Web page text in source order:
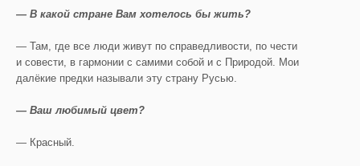
— В какой стране Вам хотелось бы жить?
— Там, где все люди живут по справедливости, по чести
и совести, в гармонии с самими собой и с Природой. Мои
далёкие предки называли эту страну Русью.
— Ваш любимый цвет?
— Красный.